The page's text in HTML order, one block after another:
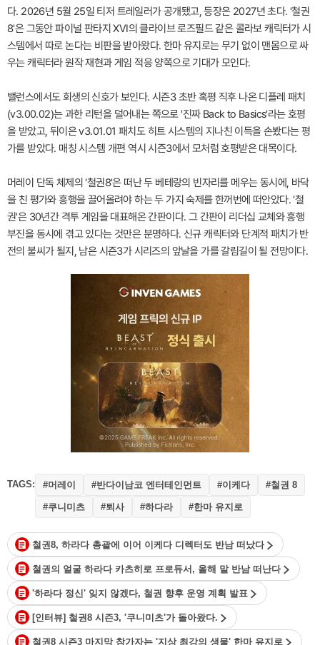
다. 2026년 5월 25일 티저 트레일러가 공개됐고, 등장은 2027년 초다. '철권
8'은 그동안 파이널 판타지 XVI의 클라이브 로즈필드 같은 콜라보 캐릭터가 시
스템에서 따로 논다는 비판을 받아왔다. 한마 유지로는 무기 없이 맨몸으로 싸
우는 캐릭터라 원작 재현과 게임 적응 양쪽으로 기대가 모인다.
밸런스에서도 회생의 신호가 보인다. 시즌3 초반 혹평 직후 나온 디플레 패치
(v3.00.02)는 과한 리턴을 덜어내는 쪽으로 '진짜 Back to Basics'라는 호평
을 받았고, 뒤이은 v3.01.01 패치도 히트 시스템의 지나친 이득을 손봤다는 평
가를 받았다. 매칭 시스템 개편 역시 시즌3에서 모처럼 호평받은 대목이다.
머레이 단독 체제의 '철권8'은 떠난 두 베테랑의 빈자리를 메우는 동시에, 바닥
을 친 평가와 흥행을 끌어올려야 하는 두 가지 숙제를 한꺼번에 떠안았다. '철
권'은 30년간 격투 게임을 대표해온 간판이다. 그 간판이 리더십 교체와 흥행
부진을 동시에 겪고 있다는 것만은 분명하다. 신규 캐릭터와 단계적 패치가 반
전의 불씨가 될지, 남은 시즌3가 시리즈의 앞날을 가를 갈림길이 될 전망이다.
TAGS: #머레이 #반다이남코 엔터테인먼트 #이케다 #철권 8
#쿠니미츠 #퇴사 #하다라 #한마 유지로
철권8, 하라다 총괄에 이어 이케다 디렉터도 반남 떠났다
철권의 얼굴 하라다 카츠히로 프로듀서, 올해 말 반남 떠난다
'하라다 정신' 잊지 않겠다, 철권 향후 운영 계획 발표
[인터뷰] 철권8 시즌3, '쿠니미츠'가 돌아왔다.
철권8 시즌3 마지막 참가자는 '지상 최강의 생물' 한마 유지로